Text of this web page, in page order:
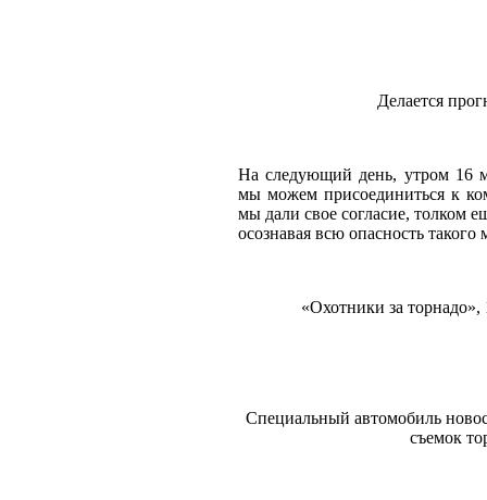
Делается
На следующий день, утром 16
мы можем присоединиться к
мы дали свое согласие, толком
осознавая всю опасность такого
«Охотники за
Специальный автомобиль
съемок